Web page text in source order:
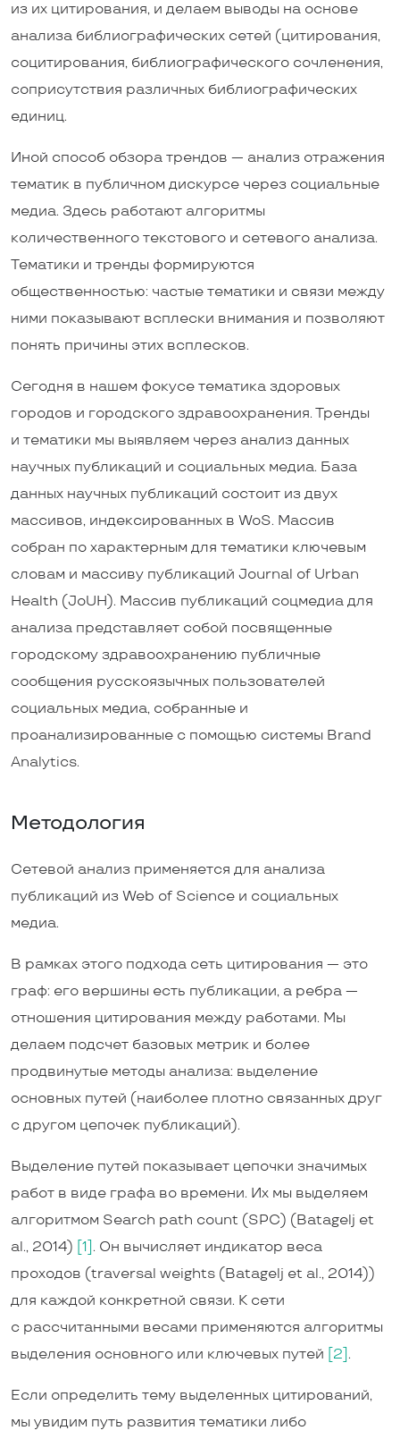
из их цитирования, и делаем выводы на основе
анализа библиографических сетей (цитирования,
социтирования, библиографического сочленения,
соприсутствия различных библиографических
единиц.
Иной способ обзора трендов — анализ отражения
тематик в публичном дискурсе через социальные
медиа. Здесь работают алгоритмы
количественного текстового и сетевого анализа.
Тематики и тренды формируются
общественностью: частые тематики и связи между
ними показывают всплески внимания и позволяют
понять причины этих всплесков.
Сегодня в нашем фокусе тематика здоровых
городов и городского здравоохранения. Тренды
и тематики мы выявляем через анализ данных
научных публикаций и социальных медиа. База
данных научных публикаций состоит из двух
массивов, индексированных в WoS. Массив
собран по характерным для тематики ключевым
словам и массиву публикаций Journal of Urban
Health (JoUH). Массив публикаций соцмедиа для
анализа представляет собой посвященные
городскому здравоохранению публичные
сообщения русскоязычных пользователей
социальных медиа, собранные и
проанализированные с помощью системы Brand
Analytics.
Методология
Сетевой анализ применяется для анализа
публикаций из Web of Science и социальных
медиа.
В рамках этого подхода сеть цитирования — это
граф: его вершины есть публикации, а ребра —
отношения цитирования между работами. Мы
делаем подсчет базовых метрик и более
продвинутые методы анализа: выделение
основных путей (наиболее плотно связанных друг
с другом цепочек публикаций).
Выделение путей показывает цепочки значимых
работ в виде графа во времени. Их мы выделяем
алгоритмом Search path count (SPC) (Batagelj et
al., 2014) [1] . Он вычисляет индикатор веса
проходов (traversal weights (Batagelj et al., 2014))
для каждой конкретной связи. К сети
с рассчитанными весами применяются алгоритмы
выделения основного или ключевых путей
[2] .
Если определить тему выделенных цитирований,
мы увидим путь развития тематики либо